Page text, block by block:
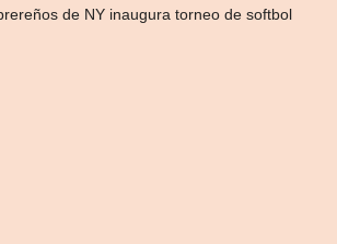
de NY inaugura torneo de softbol